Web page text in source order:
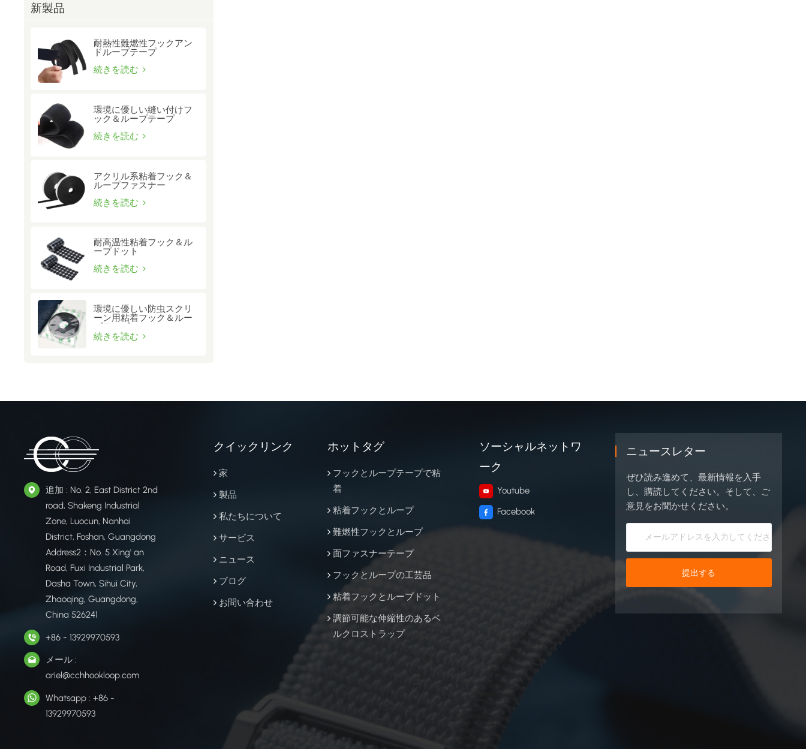
新製品
耐熱性難燃性フックアン
ドループテープ
続きを読む
環境に優しい縫い付けフ
ック＆ループテープ
続きを読む
アクリル系粘着フック＆
ループファスナー
続きを読む
耐高温性粘着フック＆ル
ープドット
続きを読む
環境に優しい防虫スクリ
ーン用粘着フック＆ルー
プテープ
続きを読む
追加 : No. 2, East District 2nd
road, Shakeng Industrial
Zone, Luocun, Nanhai
District, Foshan, Guangdong
Address2：No. 5 Xing' an
Road, Fuxi Industrial Park,
Dasha Town, Sihui City,
Zhaoqing, Guangdong,
China 526241
+86 - 13929970593
メール :
ariel@cchhookloop.com
Whatsapp : +86 -
13929970593
クイックリンク
家
製品
私たちについて
サービス
ニュース
ブログ
お問い合わせ
ホットタグ
フックとループテープで粘
着
粘着フックとループ
難燃性フックとループ
面ファスナーテープ
フックとループの工芸品
粘着フックとループドット
調節可能な伸縮性のあるベ
ルクロストラップ
ソーシャルネットワ
ーク
Youtube
Facebook
ニュースレター
ぜひ読み進めて、最新情報を入手
し、購読してください。そして、ご
意見をお聞かせください。